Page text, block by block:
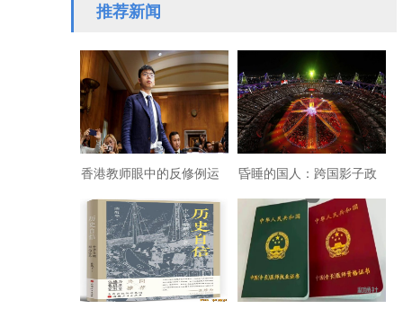
推荐新闻
香港教师眼中的反修例运 昏睡的国人：跨国影子政
府魔幻掏空金融整垮苏联